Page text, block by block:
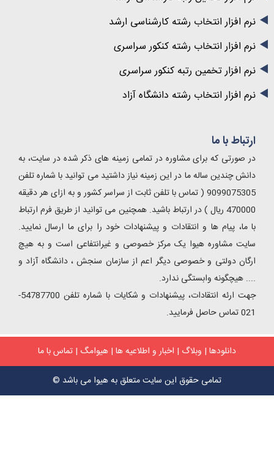
نرم افزار انتخاب رشته کارشناسی ارشد
نرم افزار انتخاب رشته کنکور سراسری
نرم افزار تخمین رتبه کنکور سراسری
نرم افزار انتخاب رشته دانشگاه آزاد
ارتباط با ما
در صورتی که برای مشاوره در تمامی زمینه های ذکر شده در سایت، به
دانش چندین ساله ما در این زمینه نیاز داشتید می توانید با شماره تلفن
9099075305 ( تماس با تلفن ثابت از سراسر کشور و به ازای هر دقیقه
470000 ریال ) در ارتباط باشید. همچنین می توانید از طریق فرم ارتباط
با ما، پیام ها و انتقادات و پیشنهادات خود را برای ما ارسال نمایید.
سایت مشاوره هیوا یک مرکز خصوصی و غیرانتفاعی است و به هیچ
ارگان دولتی و خصوصی دیگر اعم از سازمان سنجش ، دانشگاه آزاد و
.... هیچگونه وابستگی ندارد.
جهت ارئه انتقادات، پیشنهادات و شکایات با شماره تلفن 54787700-
دانلودها|وبلاگ|اخبار و اطلاعیه ها|هیوامگ|تماس با ما
تمامی حقوق این سایت متعلق به هیوا می باشد ©